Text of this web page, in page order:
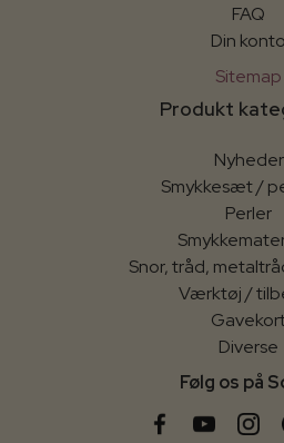
FAQ
Din konto
Sitemap
Produkt
Nyheder
Smykkesæt /
Perler
Snor, tråd,
Værktøj /
Diverse
Følg os på